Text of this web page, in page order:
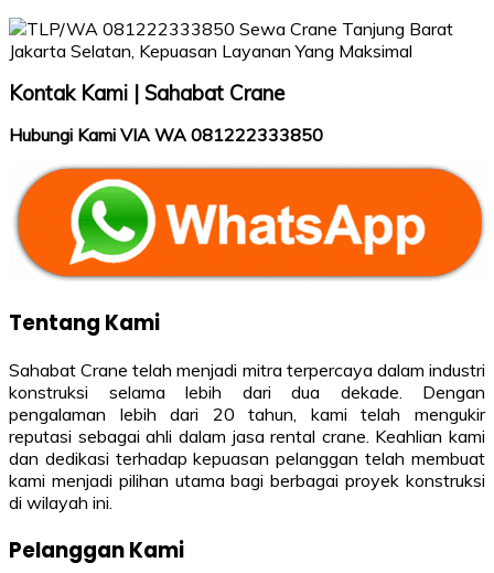
Kontak Kami | Sahabat Crane
Hubungi Kami VIA WA 081222333850
Tentang Kami
Sahabat Crane telah menjadi mitra terpercaya dalam industri
konstruksi selama lebih dari dua dekade. Dengan
pengalaman lebih dari 20 tahun, kami telah mengukir
reputasi sebagai ahli dalam jasa rental crane. Keahlian kami
dan dedikasi terhadap kepuasan pelanggan telah membuat
kami menjadi pilihan utama bagi berbagai proyek konstruksi
di wilayah ini.
Pelanggan Kami